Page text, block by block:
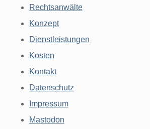
Rechtsanwälte
Konzept
Dienstleistungen
Kosten
Kontakt
Datenschutz
Impressum
Mastodon